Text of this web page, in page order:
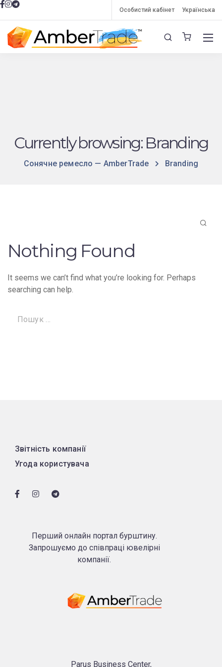
Особистий кабінет Українська
Currently browsing: Branding
Сонячне ремесло — AmberTrade Branding
Nothing Found
It seems we can’t find what you’re looking for. Perhaps
searching can help.
Звітність компанії
Угода користувача
Перший онлайн портал бурштину.
Запрошуємо до співпраці ювелірні
компанії.
Parus Business Center,